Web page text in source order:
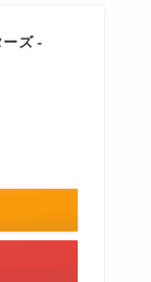
ーズ -